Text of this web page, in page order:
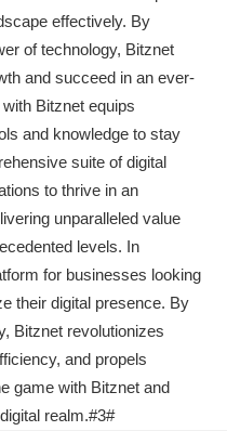
effectively. By
of technology, Bitznet
and succeed in an ever-
Bitznet equips
and knowledge to stay
suite of digital
to thrive in an
unparalleled value
levels. In
for businesses looking
their digital presence. By
Bitznet revolutionizes
and propels
game with Bitznet and
realm.#3#